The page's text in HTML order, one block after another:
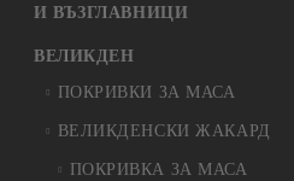
И ВЪЗГЛАВНИЦИ
ВЕЛИКДЕН
ПОКРИВКИ ЗА МАСА
ВЕЛИКДЕНСКИ ЖАКАРД
ПОКРИВКА ЗА МАСА